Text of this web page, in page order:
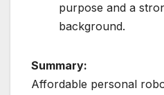
purpose and a
background.
Summary:
Affordable personal